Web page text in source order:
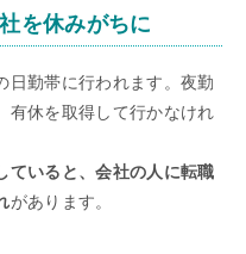
を休みがちに
日勤帯に行われます。夜勤
有休を取得して行かなけれ
ていると、会社の人に転職
があります。